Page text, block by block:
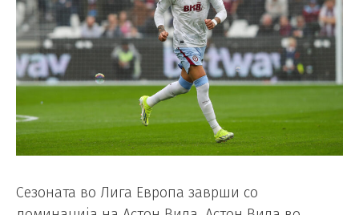
Сезоната во Лига Европа заврши со